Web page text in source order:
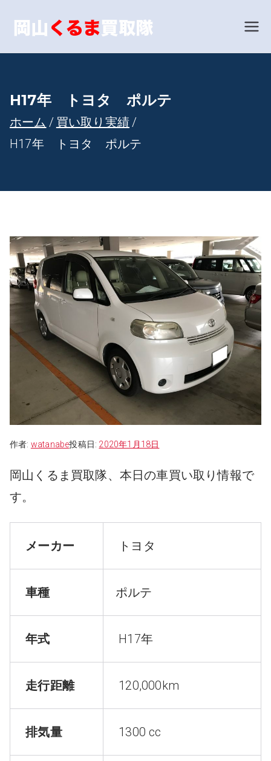
を
キ
ッ
プ
岡山で車
えば！岡
あなたの愛車を世界相
場で買い取ります！
H17年 トヨタ ポルテ
ホーム
買い取り実績
H17年 トヨタ ポルテ
作者: watanabe投稿日: 2020年1月18日
岡山くるま買取隊、本日の車買い取り情報で
す。
メーカー トヨタ
車種 ポルテ
年式 H17年
走行距離 120,000km
排気量 1300 cc